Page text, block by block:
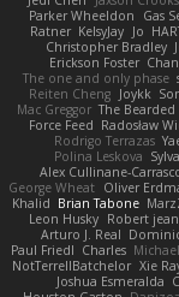
Parker Wheeldon
Gas
Ratner KelsyJay Jo
Christopher Bradley
Erickson Foster
The one and only phase
Reiten Cheng Joykk
Mac Greggor The
Force Feed Radosław
Rodrigo Terrazas
Polina Leskova
Alex Cullinane-
George Wheat Oliver
Khalid Brian Tabone
Leon Husky Robert jean
Arturo J. Real
Paul Friedl Charles
NotTerrellBatchelor Xie
Joshua Esmeralda